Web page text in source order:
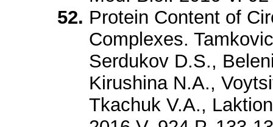
Protein Content of
Complexes.
Serdukov D.S.,
Kirushina N.A.,
Tkachuk V.A.,